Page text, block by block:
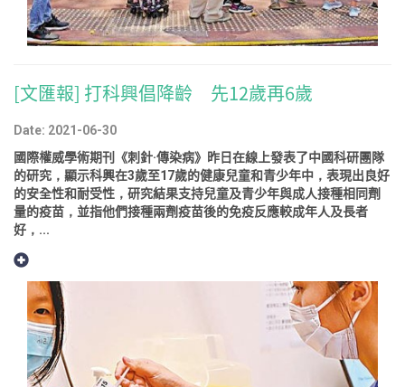
[文匯報] 打科興倡降齡 先12歲再6歲
Date: 2021-06-30
國際權威學術期刊《刺針·傳染病》昨日在線上發表了中國科研團隊
的研究，顯示科興在3歲至17歲的健康兒童和青少年中，表現出良好
的安全性和耐受性，研究結果支持兒童及青少年與成人接種相同劑
量的疫苗，並指他們接種兩劑疫苗後的免疫反應較成年人及長者
好，...